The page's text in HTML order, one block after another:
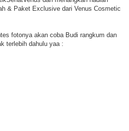
& Paket Exclusive dari Venus Cosmetic
fotonya akan coba Budi rangkum dan
terlebih dahulu yaa :